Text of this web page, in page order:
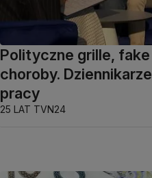
Polityczne grille,
choroby.
pracy
25 LAT TVN24